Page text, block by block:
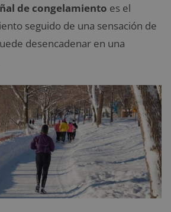
de congelamiento es el
seguido de una sensación de
desencadenar en una